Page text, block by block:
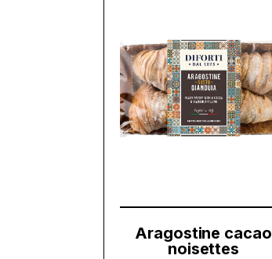
Aragostine cacao
noisettes